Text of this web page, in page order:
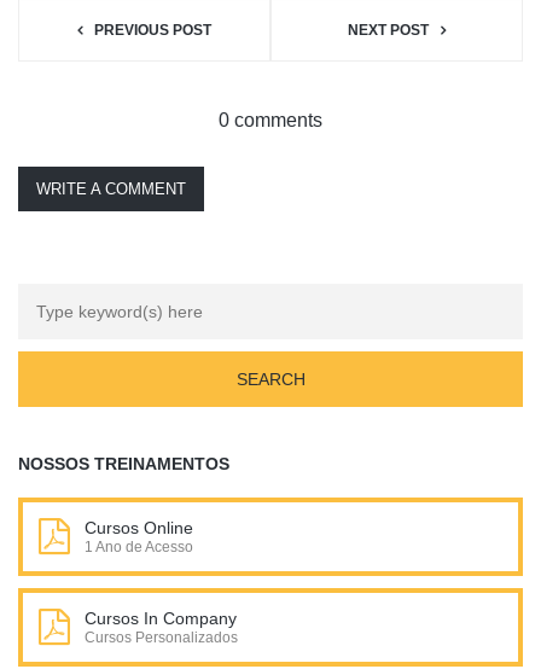
PREVIOUS POST NEXT POST
0 comments
WRITE A COMMENT
NOSSOS TREINAMENTOS
Cursos Online
1 Ano de Acesso
Cursos In Company
Cursos Personalizados